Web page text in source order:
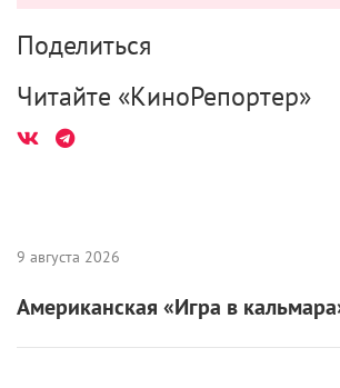
Поделиться
Читайте «КиноРепортер»
9 августа 2026
Американская «Игра в